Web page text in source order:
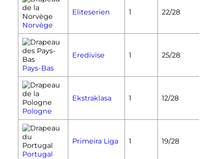
Norvège
Eliteserien 1 22/28
Pays-Bas
Eredivise 1 25/28
Pologne
Ekstraklasa 1 12/28
Portugal
Primeira Liga 1 19/28